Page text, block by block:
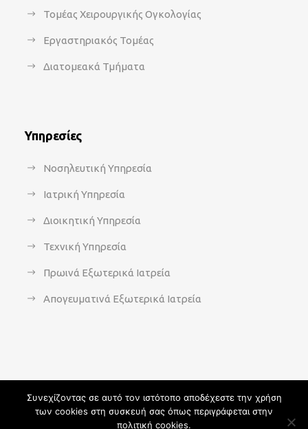
Τομέας Χειρουργικής Ογκολογίας
Εργαστηριακός Τομέας
Διατομεακά Τμήματα
Υπηρεσίες
Νοσηλευτική Υπηρεσία
Ιατρική Υπηρεσία
Διοικητική Υπηρεσία
Τεχνική Υπηρεσία
Πρωινά Εξωτερικά Ιατρεία
Απογευματινά Εξωτερικά Ιατρεία
Copyright 2021 - agsavvas-hosp.gr - All Rights Reserved | An
Συνεχίζοντας σε αυτό τον ιστότοπο αποδέχεστε την χρήση
των cookies στη συσκευή σας όπως περιγράφεται στην
πολιτική cookies.